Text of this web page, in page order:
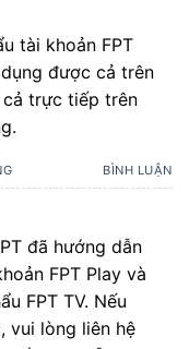
tài khoản FPT
được cả trên
trực tiếp trên
BÌNH LUẬN
đã hướng dẫn
FPT Play và
FPT TV. Nếu
vui lòng liên hệ